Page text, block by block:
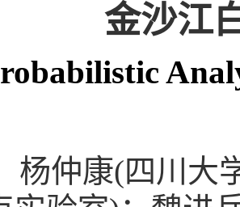
金沙江
杨仲康(四川大